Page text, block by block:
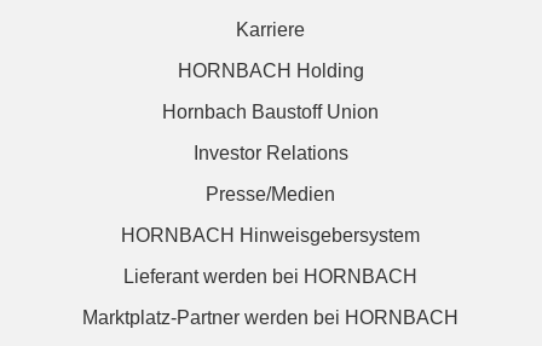
Karriere
HORNBACH Holding
Hornbach Baustoff Union
Investor Relations
Presse/Medien
HORNBACH Hinweisgebersystem
Lieferant werden bei HORNBACH
Marktplatz-Partner werden bei HORNBACH